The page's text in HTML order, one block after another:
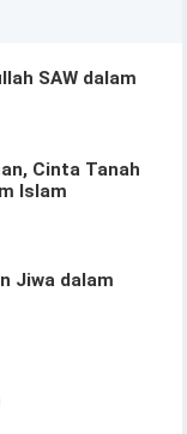
SAW dalam
Cinta Tanah
Islam
Jiwa dalam